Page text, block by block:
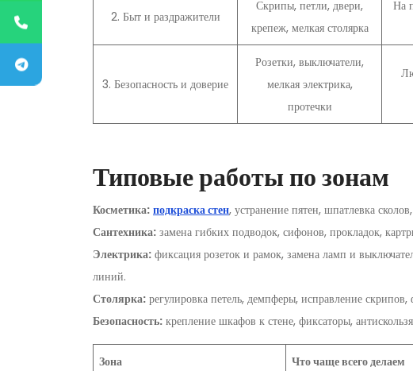
2. Быт и раздражители
Скрипы, петли, двери,
крепеж, мелкая столярка
На
3. Безопасность и доверие
Розетки, выключатели,
мелкая электрика,
протечки
Типовые работы по зонам
Косметика: подкраска стен, устранение пятен, шпатлевка
Сантехника: замена гибких подводок, сифонов, прокладок,
Электрика: фиксация розеток и рамок, замена ламп и
линий.
Столярка: регулировка петель, демпферы, исправление
Безопасность: крепление шкафов к стене, фиксаторы,
Зона Что чаще всего делаем